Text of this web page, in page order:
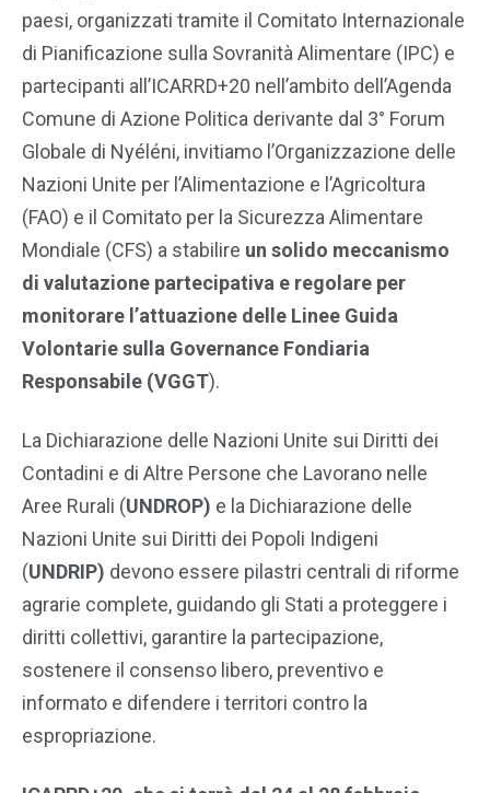
paesi, organizzati tramite il Comitato Internazionale
di Pianificazione sulla Sovranità Alimentare (IPC) e
partecipanti all’ICARRD+20 nell’ambito dell’Agenda
Comune di Azione Politica derivante dal 3° Forum
Globale di Nyéléni, invitiamo l’Organizzazione delle
Nazioni Unite per l’Alimentazione e l’Agricoltura
(FAO) e il Comitato per la Sicurezza Alimentare
Mondiale (CFS) a stabilire un solido meccanismo
di valutazione partecipativa e regolare per
monitorare l’attuazione delle Linee Guida
Volontarie sulla Governance Fondiaria
Responsabile (VGGT).
La Dichiarazione delle Nazioni Unite sui Diritti dei
Contadini e di Altre Persone che Lavorano nelle
Aree Rurali (UNDROP) e la Dichiarazione delle
Nazioni Unite sui Diritti dei Popoli Indigeni
(UNDRIP) devono essere pilastri centrali di riforme
agrarie complete, guidando gli Stati a proteggere i
diritti collettivi, garantire la partecipazione,
sostenere il consenso libero, preventivo e
informato e difendere i territori contro la
espropriazione.